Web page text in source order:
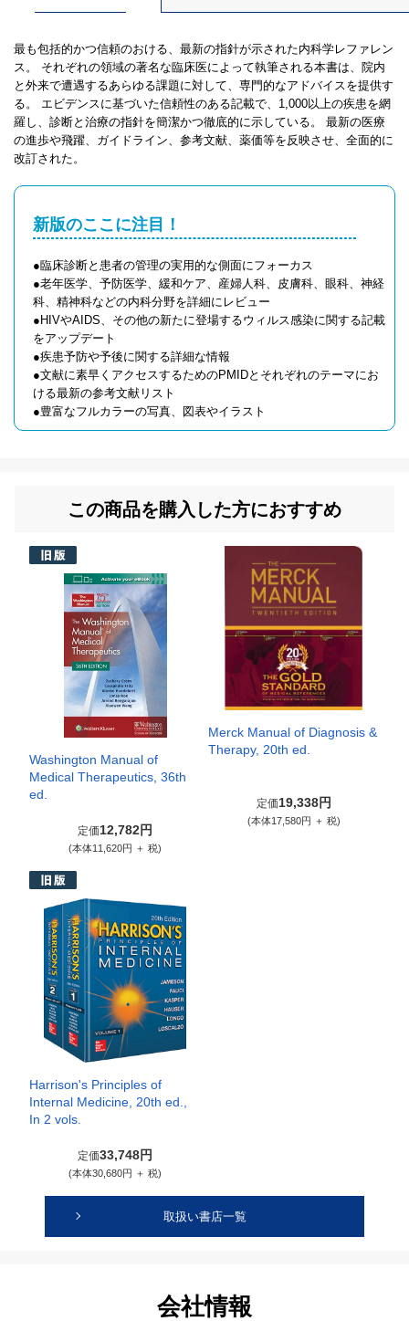
最も包括的かつ信頼のおける、最新の指針が示された内科学レファレン
ス。 それぞれの領域の著名な臨床医によって執筆される本書は、院内
と外来で遭遇するあらゆる課題に対して、専門的なアドバイスを提供す
る。 エビデンスに基づいた信頼性のある記載で、1,000以上の疾患を網
羅し、診断と治療の指針を簡潔かつ徹底的に示している。 最新の医療
の進歩や飛躍、ガイドライン、参考文献、薬価等を反映させ、全面的に
改訂された。
新版のここに注目！
●臨床診断と患者の管理の実用的な側面にフォーカス
●老年医学、予防医学、緩和ケア、産婦人科、皮膚科、眼科、神経
科、精神科などの内科分野を詳細にレビュー
●HIVやAIDS、その他の新たに登場するウィルス感染に関する記載
をアップデート
●疾患予防や予後に関する詳細な情報
●文献に素早くアクセスするためのPMIDとそれぞれのテーマにお
ける最新の参考文献リスト
●豊富なフルカラーの写真、図表やイラスト
この商品を購入した方におすすめ
Washington Manual of
Medical Therapeutics, 36th
ed.
定価12,782円
(本体11,620円 ＋ 税)
Merck Manual of Diagnosis &
Therapy, 20th ed.
定価19,338円
(本体17,580円 ＋ 税)
Harrison's Principles of
Internal Medicine, 20th ed.,
In 2 vols.
定価33,748円
(本体30,680円 ＋ 税)
取扱い書店一覧
会社情報